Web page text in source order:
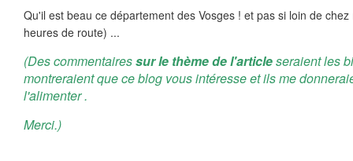
Qu'il est beau ce département des Vosges ! et pas si loin de
heures de route) ...
(Des commentairessur le thème de l'articleseraient les
montreraient que ce blog vous intéresse et ils me
l'alimenter .
Merci.)